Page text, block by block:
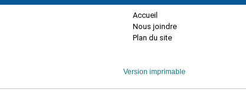
Accueil
Nous joindre
Plan du site
Version imprimable